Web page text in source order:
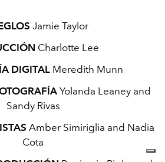
Jamie Taylor
Charlotte Lee
DIGITALMeredith Munn
Yolanda Leaney and
Sandy Rivas
Amber Simiriglia and Nadia
Cota